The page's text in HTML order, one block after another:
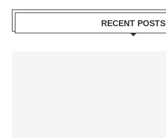
RECENT POSTS